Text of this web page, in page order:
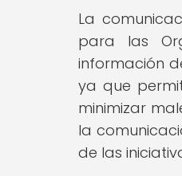
La
para las
información
ya que
minimizar
la
de las